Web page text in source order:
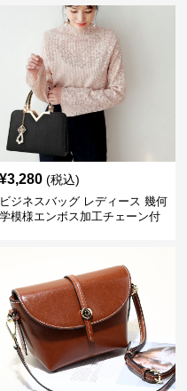
¥3,280 (税込)
ビジネスバッグ レディース 幾何
学模様エンボス加工チェーン付